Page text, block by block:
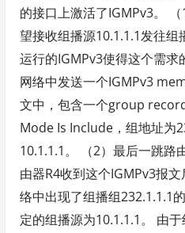
的接口上激活了IGMPv3。
望接收组播源10.1.1.1发往组
运行的IGMPv3使得这个需求
网络中发送一个IGMPv3
文中，包含一个group
Mode Is Include，组地址为
10.1.1.1。 （2）最后一跳路
由器R4收到这个IGMPv3报
络中出现了组播组232.1.1.1
定的组播源为10.1.1.1。 由